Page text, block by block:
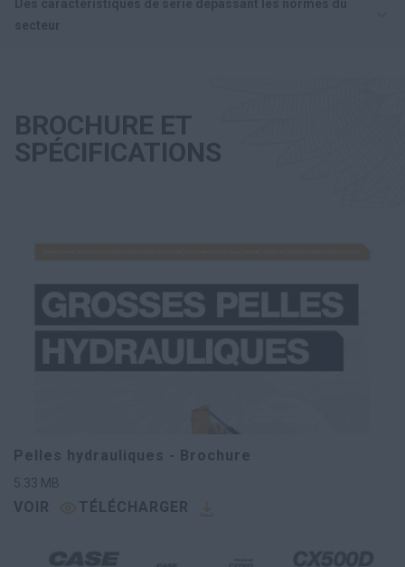
BROCHURE ET
SPÉCIFICATIONS
Pelles hydrauliques - Brochure
5.33 MB
VOIR TÉLÉCHARGER